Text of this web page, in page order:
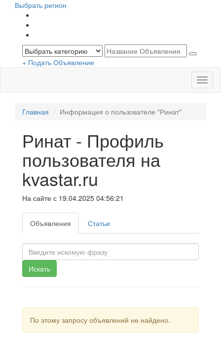
Выбрать регион
+ Подать Объявление
Меню
Главная Информация о пользователе "Ринат"
Ринат - Профиль
пользователя на
kvastar.ru
На сайте с 19.04.2025 04:56:21
Объявления Статьи
Искать
По этому запросу объявлений не найдено.